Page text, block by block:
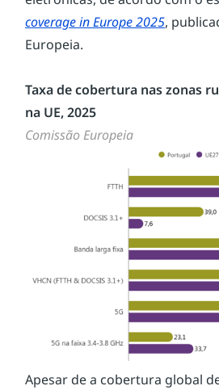
coverage in Europe 2025,
Europeia.
Taxa de cobertura nas zonas
na UE, 2025
Comissão Europeia
Apesar de a cobertura global